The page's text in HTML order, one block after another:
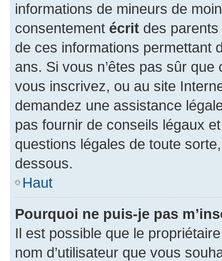
informations de mineurs de
consentement écrit des parents
de ces informations permettant
ans. Si vous n’êtes pas sûr
vous inscrivez, ou au site
demandez une assistance
pas fournir de conseils légaux
questions légales de toute
dessous.
Haut
Pourquoi ne puis-je pas
Il est possible que le
nom d’utilisateur que vous